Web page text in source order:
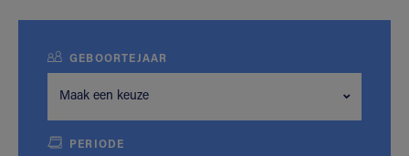
GEBOORTEJAAR
Maak een keuze
PERIODE